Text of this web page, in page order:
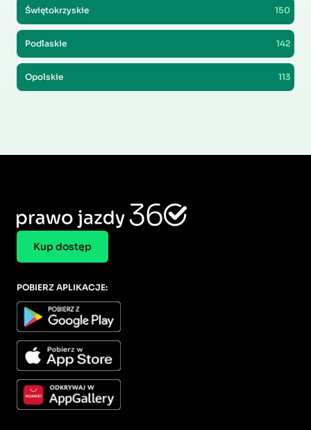
Świętokrzyskie 150
Podlaskie 142
Opolskie 113
Kup dostęp
POBIERZ APLIKACJE: